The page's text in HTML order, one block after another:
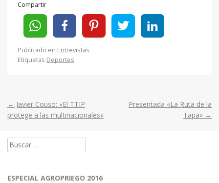
Compartir
Publicado en Entrevistas
Etiquetas Deportes
Post
← Javier Couso: «El TTIP
protege a las multinacionales»
Presentada «La Ruta de la
Tapa» →
Buscar:
ESPECIAL AGROPRIEGO 2016